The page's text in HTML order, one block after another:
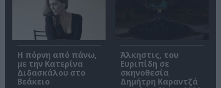
Η πόρνη από πάνω,
με την Κατερίνα
Διδασκάλου στο
Βεάκειο
Άλκηστις, του
Ευριπίδη σε
σκηνοθεσία
Δημήτρη Καραντζά